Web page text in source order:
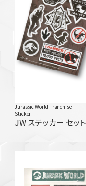
Jurassic World Franchise
Sticker
JW ステッカー セット